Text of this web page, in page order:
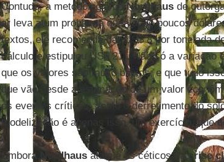
Contudo, a metodologia deNordhausde
ar leva a um problema que vai de poucos
textos, ele recomenda dar US$ 8 por tonelada
cálculo e estipulou US$ 21). Não só a variação
que os valores são muito baixos, e que tudo
que vão desde a estimação de um valor
os eventos críticos, como o derretimento do
modelização é apenas isso, um exercício, que
Embora Nordhausataque os céticos dacrise